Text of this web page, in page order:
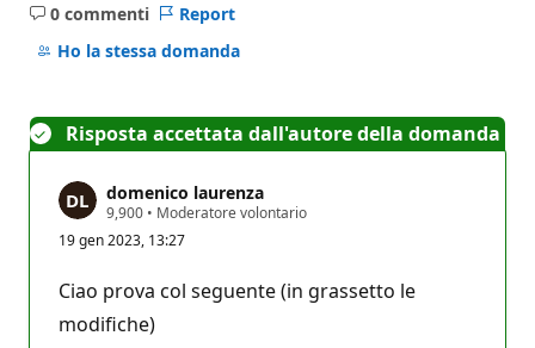
0 commenti
Nessun
commento
Report
Ho la stessa domanda
Risposta accettata dall'autore della domanda
domenico laurenza
9,900 P
n
i
d
i
r
• Moderatore volontario
19 gen 2023, 13:27
Ciao prova col seguente (in grassetto le
modifiche)